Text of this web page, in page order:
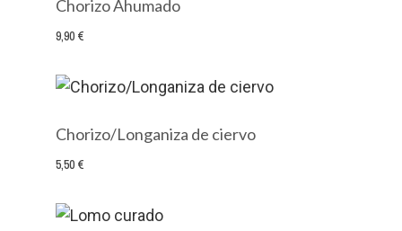
Chorizo Ahumado
9,90 €
Chorizo/Longaniza de ciervo
5,50 €